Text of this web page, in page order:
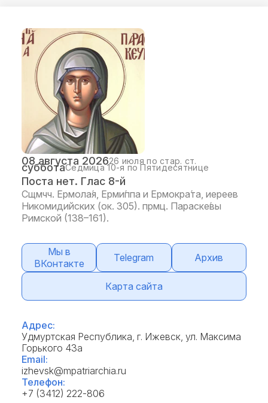
08 августа 202626 июля по стар. ст.
субботаСедмица 10-я по Пятидесятнице
Поста нет. Глас 8-й
Сщмчч. Ермола́я, Ерми́ппа и Ермокра́та, иереев
Никомидийских (ок. 305). прмц. Параске́вы
Римской (138–161).
Мы в
ВКонтакте
Telegram Архив
Карта сайта
Адрес:
Удмуртская Республика, г. Ижевск, ул. Максима
Горького 43а
Email:
izhevsk@mpatriarchia.ru
Телефон:
+7 (3412) 222-806